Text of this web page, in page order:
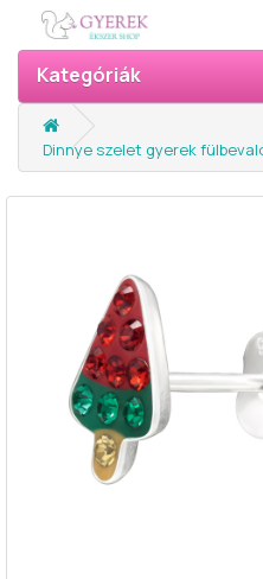
Kategóriák
Dinnye szelet gyerek